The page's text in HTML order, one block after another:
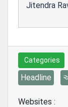
Jitendra
Categories
Headline
Websites :